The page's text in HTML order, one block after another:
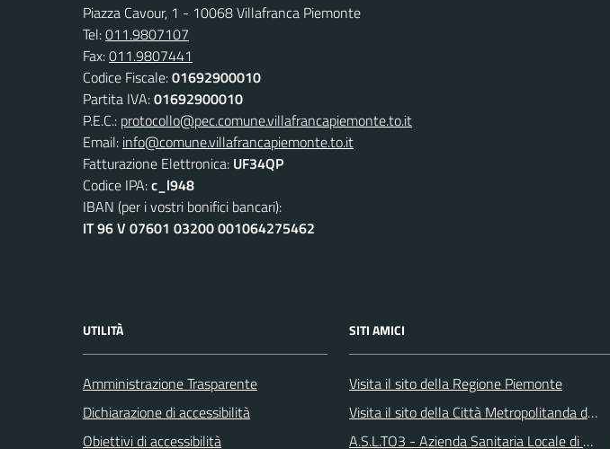
Piazza Cavour, 1 - 10068 Villafranca Piemonte
Tel:011.9807107
Fax:011.9807441
Codice Fiscale:01692900010
Partita IVA:01692900010
P.E.C.: protocollo@pec.comune.villafrancapiemonte.to.it
Email: info@comune.villafrancapiemonte.to.it
Fatturazione Elettronica: UF34QP
Codice IPA:c_l948
IBAN (per i vostri bonifici bancari):
IT 96 V 07601 03200 001064275462
UTILITÀ
Amministrazione Trasparente
Dichiarazione di accessibilità
Obiettivi di accessibilità
SITI AMICI
Visita il sito della Regione Piemonte
Visita il sito della Città Metropolitanda di
A.S.L.TO3 - Azienda Sanitaria Locale di